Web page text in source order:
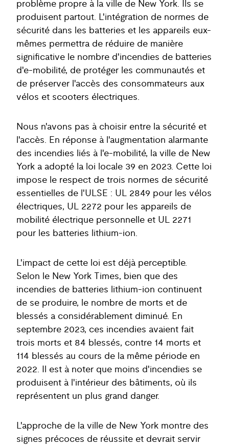
problème propre à la ville de New York. Ils se
produisent partout. L'intégration de normes de
sécurité dans les batteries et les appareils eux-
mêmes permettra de réduire de manière
significative le nombre d'incendies de batteries
d'e-mobilité, de protéger les communautés et
de préserver l'accès des consommateurs aux
vélos et scooters électriques.
Nous n'avons pas à choisir entre la sécurité et
l'accès. En réponse à l'augmentation alarmante
des incendies liés à l'e-mobilité, la ville de New
York a adopté la loi locale 39 en 2023. Cette loi
impose le respect de trois normes de sécurité
essentielles de l'ULSE : UL 2849 pour les vélos
électriques, UL 2272 pour les appareils de
mobilité électrique personnelle et UL 2271
pour les batteries lithium-ion.
L'impact de cette loi est déjà perceptible.
Selon le New York Times, bien que des
incendies de batteries lithium-ion continuent
de se produire, le nombre de morts et de
blessés a considérablement diminué. En
septembre 2023, ces incendies avaient fait
trois morts et 84 blessés, contre 14 morts et
114 blessés au cours de la même période en
2022. Il est à noter que moins d'incendies se
produisent à l'intérieur des bâtiments, où ils
représentent un plus grand danger.
L'approche de la ville de New York montre des
signes précoces de réussite et devrait servir